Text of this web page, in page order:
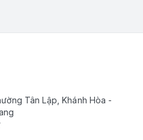
Tân Lập, Khánh Hòa -